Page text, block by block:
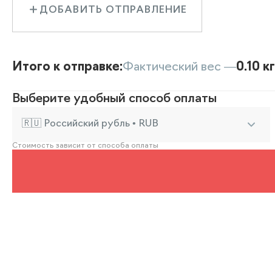
ДОБАВИТЬ ОТПРАВЛЕНИЕ
Итого к отправке:Фактический вес —0.10 кг
Выберите удобный способ оплаты
🇷🇺 Российский рубль • RUB
Стоимость зависит от способа оплаты